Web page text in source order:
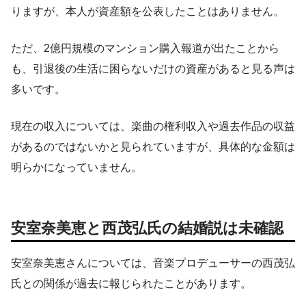
りますが、本人が資産額を公表したことはありません。
ただ、2億円規模のマンション購入報道が出たことから
も、引退後の生活に困らないだけの資産があると見る声は
多いです。
現在の収入については、楽曲の権利収入や過去作品の収益
があるのではないかと見られていますが、具体的な金額は
明らかになっていません。
安室奈美恵と西茂弘氏の結婚説は未確認
安室奈美恵さんについては、音楽プロデューサーの西茂弘
氏との関係が過去に報じられたことがあります。